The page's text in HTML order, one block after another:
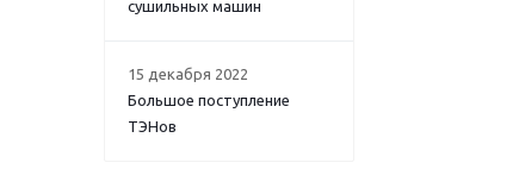
сушильных машин
15 декабря 2022
Большое поступление
ТЭНов